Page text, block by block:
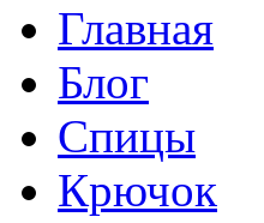
Главная
Блог
Спицы
Крючок